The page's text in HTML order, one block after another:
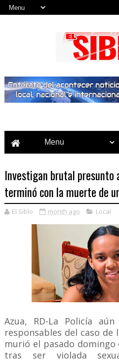
Investigan brutal presunto
terminó con la muerte de
El Siblo month ago Local
Azua, RD-La Policía
responsables del caso de
murió el pasado
tras ser violada